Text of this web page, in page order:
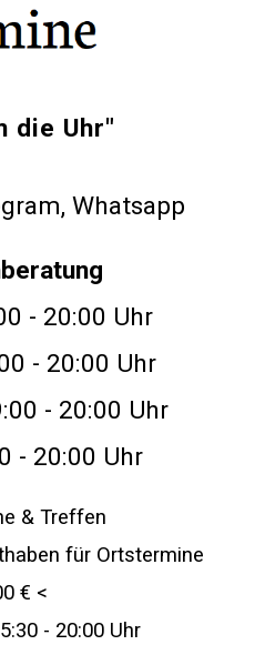
die Uhr"
Whatsapp
- 20:00 Uhr
- 20:00 Uhr
- 20:00 Uhr
- 20:00 Uhr
& Treffen
für Ortstermine
€ <
- 20:00 Uhr